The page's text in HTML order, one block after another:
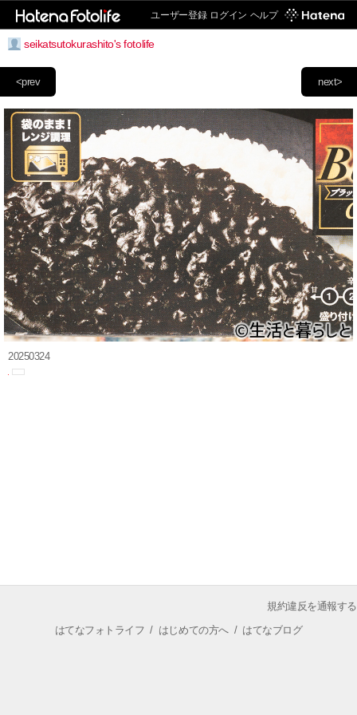
ユーザー登録 ログイン ヘルプ
seikatsutokurashito's fotolife
next>
<prev
20250324
規約違反を通報する
はてなフォトライフ / はじめての方へ/ はてなブログ